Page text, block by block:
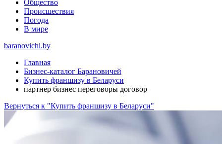
Общество
Происшествия
Погода
В мире
baranovichi.by
Главная
Бизнес-каталог Барановичей
Купить франшизу в Беларуси
партнер бизнес переговоры договор
Вернуться к "Купить франшизу в Беларуси"